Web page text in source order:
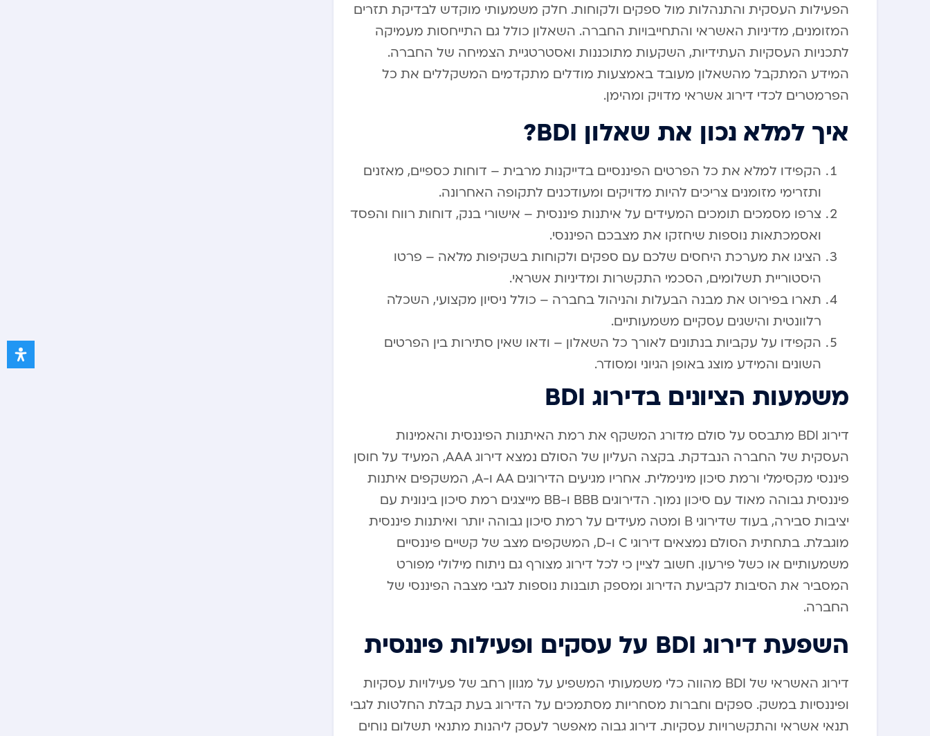
הפעילות העסקית והתנהלות מול ספקים ולקוחות. חלק משמעותי מוקדש לבדיקת תזרים
המזומנים, מדיניות האשראי והתחייבויות החברה. השאלון כולל גם התייחסות מעמיקה
לתכניות העסקיות העתידיות, השקעות מתוכננות ואסטרטגיית הצמיחה של החברה.
המידע המתקבל מהשאלון מעובד באמצעות מודלים מתקדמים המשקללים את כל
הפרמטרים לכדי דירוג אשראי מדויק ומהימן.
איך למלא נכון את שאלון BDI?
הקפידו למלא את כל הפרטים הפיננסיים בדייקנות מרבית – דוחות כספיים, מאזנים
ותזרימי מזומנים צריכים להיות מדויקים ומעודכנים לתקופה האחרונה.
צרפו מסמכים תומכים המעידים על איתנות פיננסית – אישורי בנק, דוחות רווח והפסד
ואסמכתאות נוספות שיחזקו את מצבכם הפיננסי.
הציגו את מערכת היחסים שלכם עם ספקים ולקוחות בשקיפות מלאה – פרטו
היסטוריית תשלומים, הסכמי התקשרות ומדיניות אשראי.
תארו בפירוט את מבנה הבעלות והניהול בחברה – כולל ניסיון מקצועי, השכלה
רלוונטית והישגים עסקיים משמעותיים.
הקפידו על עקביות בנתונים לאורך כל השאלון – ודאו שאין סתירות בין הפרטים
השונים והמידע מוצג באופן הגיוני ומסודר.
משמעות הציונים בדירוג BDI
דירוג BDI מתבסס על סולם מדורג המשקף את רמת האיתנות הפיננסית והאמינות
העסקית של החברה הנבדקת. בקצה העליון של הסולם נמצא דירוג AAA, המעיד על חוסן
פיננסי מקסימלי ורמת סיכון מינימלית. אחריו מגיעים הדירוגים AA ו-A, המשקפים איתנות
פיננסית גבוהה מאוד עם סיכון נמוך. הדירוגים BBB ו-BB מייצגים רמת סיכון בינונית עם
יציבות סבירה, בעוד שדירוגי B ומטה מעידים על רמת סיכון גבוהה יותר ואיתנות פיננסית
מוגבלת. בתחתית הסולם נמצאים דירוגי C ו-D, המשקפים מצב של קשיים פיננסיים
משמעותיים או כשל פירעון. חשוב לציין כי לכל דירוג מצורף גם ניתוח מילולי מפורט
המסביר את הסיבות לקביעת הדירוג ומספק תובנות נוספות לגבי מצבה הפיננסי של
החברה.
השפעת דירוג BDI על עסקים ופעילות פיננסית
דירוג האשראי של BDI מהווה כלי משמעותי המשפיע על מגוון רחב של פעילויות עסקיות
ופיננסיות במשק. ספקים וחברות מסחריות מסתמכים על הדירוג בעת קבלת החלטות לגבי
תנאי אשראי והתקשרויות עסקיות. דירוג גבוה מאפשר לעסק ליהנות מתנאי תשלום נוחים